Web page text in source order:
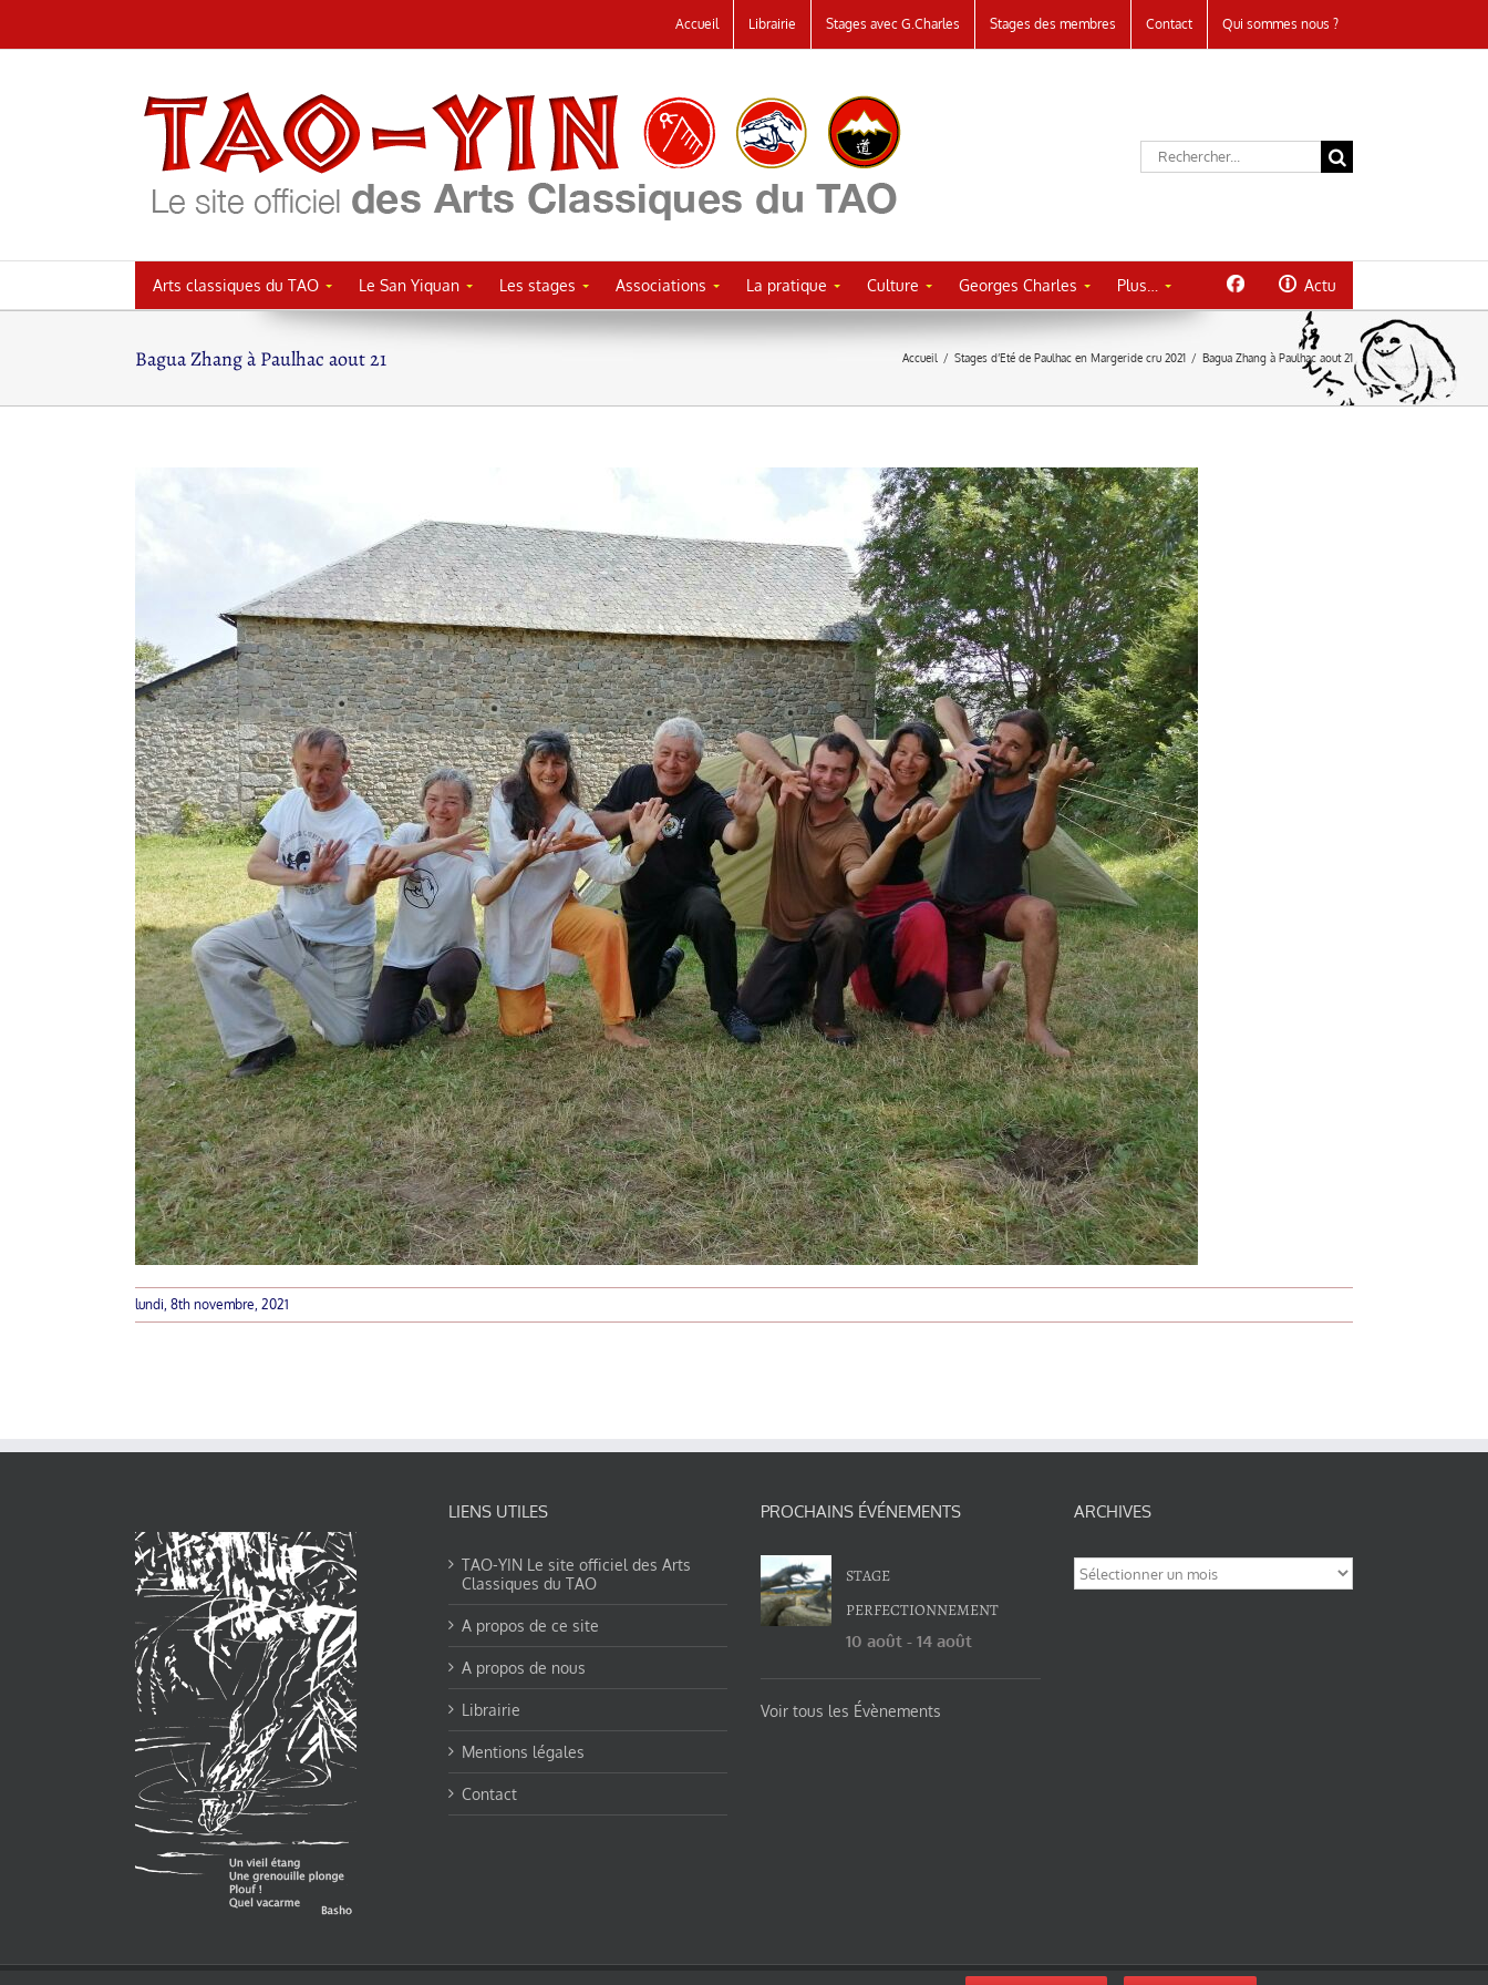
au
Accueil Librairie Stages avec G.Charles Stages des membres Contact Qui sommes nous ?
Rechercher:
Arts classiques du TAO Le San Yiquan Les stages Associations La pratique Culture Georges Charles Plus… Actu
Bagua Zhang à Paulhac aout 21 Accueil / Stages d’Eté de Paulhac en Margeride cru 2021 / Bagua Zhang à Paulhac aout 21
lundi, 8th novembre, 2021
LIENS UTILES
TAO-YIN Le site officiel des Arts
Classiques du TAO
A propos de ce site
A propos de nous
Librairie
Mentions légales
Contact
PROCHAINS ÉVÉNEMENTS
STAGE
PERFECTIONNEMENT
10 août - 14 août
Voir tous les Évènements
ARCHIVES
Archives